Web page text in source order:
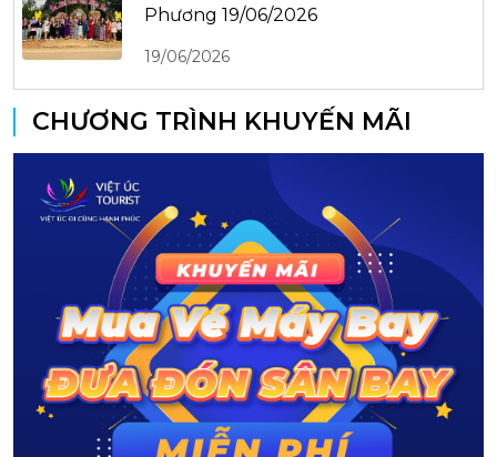
Phương 19/06/2026
19/06/2026
CHƯƠNG TRÌNH KHUYẾN MÃI